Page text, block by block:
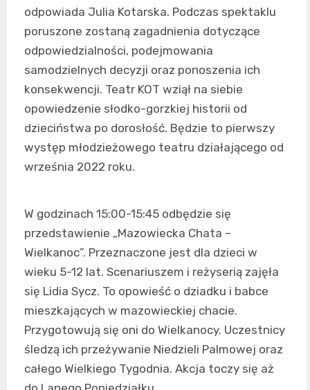
odpowiada Julia Kotarska. Podczas spektaklu
poruszone zostaną zagadnienia dotyczące
odpowiedzialności, podejmowania
samodzielnych decyzji oraz ponoszenia ich
konsekwencji. Teatr KOT wziął na siebie
opowiedzenie słodko-gorzkiej historii od
dzieciństwa po dorosłość. Będzie to pierwszy
występ młodzieżowego teatru działającego od
września 2022 roku.
W godzinach 15:00-15:45 odbędzie się
przedstawienie „Mazowiecka Chata –
Wielkanoc”. Przeznaczone jest dla dzieci w
wieku 5-12 lat. Scenariuszem i reżyserią zajęła
się Lidia Sycz. To opowieść o dziadku i babce
mieszkających w mazowieckiej chacie.
Przygotowują się oni do Wielkanocy. Uczestnicy
śledzą ich przeżywanie Niedzieli Palmowej oraz
całego Wielkiego Tygodnia. Akcja toczy się aż